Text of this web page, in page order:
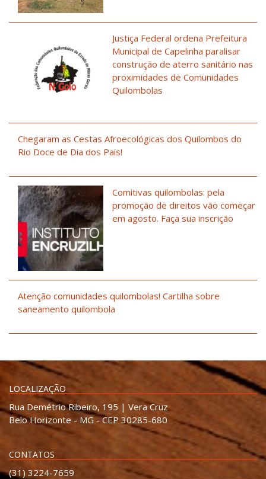
Justiça Federal ordena Prefeitura
Municipal de Capelinha paralisar
construção de aterro sanitário nas
proximidades de Comunidades
Quilombolas
Chegaram as Cestas Afroecológicas dos Quilombos do
Rio Doce de Dia dos Pais!
Comitivas quilombolas: pela
promoção de direitos vão começar
em agosto. Faça sua inscrição
Atenção comunidades quilombolas! Cartilha sobre
saneamento quilombola
LOCALIZAÇÃO
Rua Demétrio Ribeiro, 195 | Vera Cruz
Belo Horizonte - MG - CEP 30285-680
CONTATOS
(31) 3224-7659